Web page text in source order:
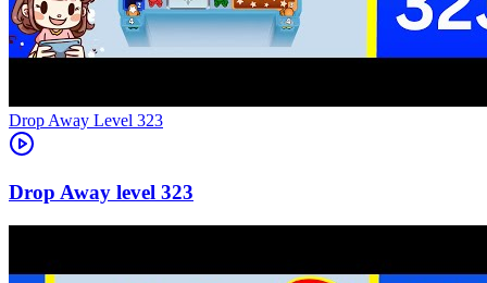
Level 323
323